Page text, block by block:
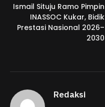
Ismail Situju Ramo Pimpin
INASSOC Kukar, Bidik
Prestasi Nasional 2026–
2030
Redaksi